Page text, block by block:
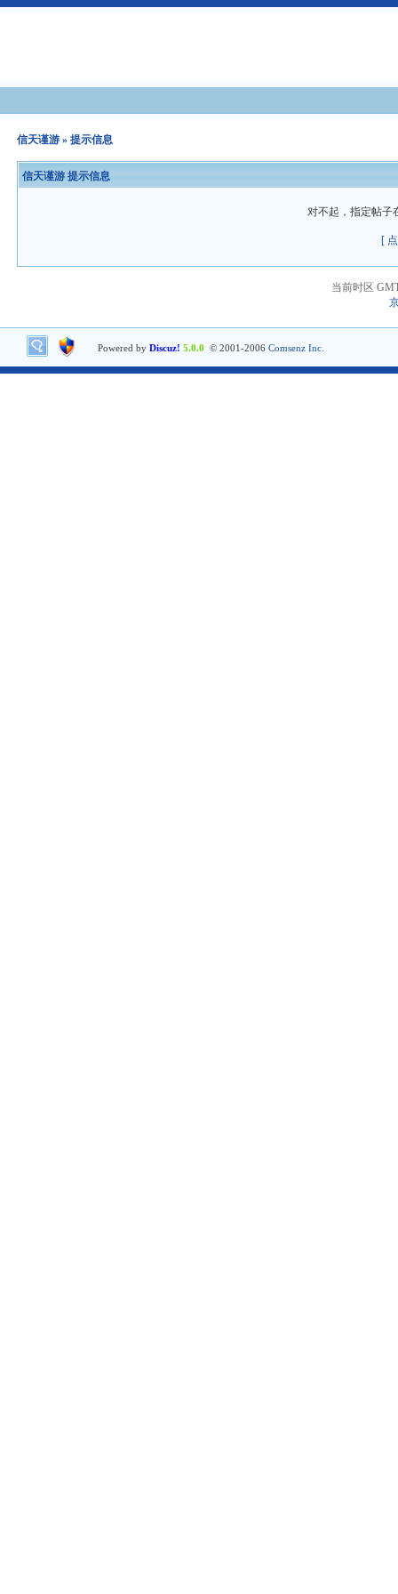
信天谨游 » 提示信息
信天谨游 提示信息
对不起，指定帖子
[
当前时区
Powered by Discuz! 5.0.0 © 2001-2006 Comsenz Inc.